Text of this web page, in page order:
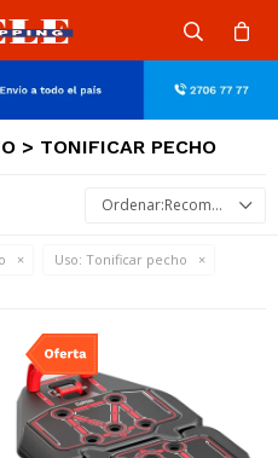
> TONIFICAR PECHO
Recomendados
Uso: Tonificar pecho